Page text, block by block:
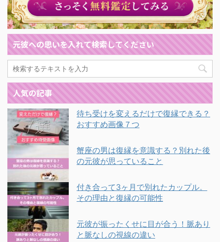
元彼への思いを入れて検索してください
人気の記事
待ち受けを変えるだけで復縁できる？
おすすめ画像７つ
蟹座の男は復縁を意識する？別れた後
の元彼が思っていること
付き合って3ヶ月で別れたカップル。
その理由と復縁の可能性
元彼が振ったくせに目が合う！脈あり
と脈なしの視線の違い